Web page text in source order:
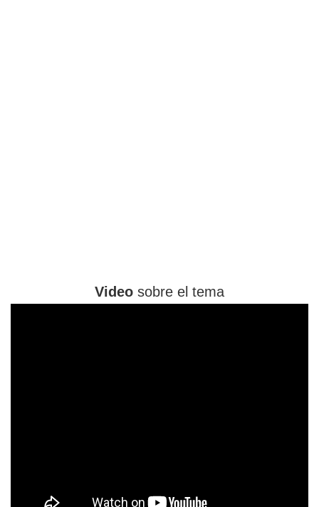
Video sobre el tema